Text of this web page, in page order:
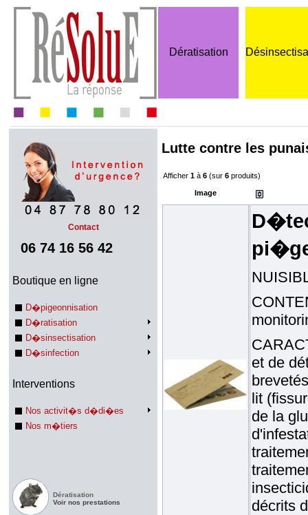
Dératisation
Contact
06 74 16 56 42
Boutique en ligne
D�pigeonnisation
D�ratisation
D�sinsectisation
D�sinfection
Interventions
Nos activit�s d�di�es
Nos m�tiers
Dératisation
Voir nos prestations
Lutte contre les
Afficher 1 à 6 (sur 6 produits)
Image
et de
lit
de la
décrits